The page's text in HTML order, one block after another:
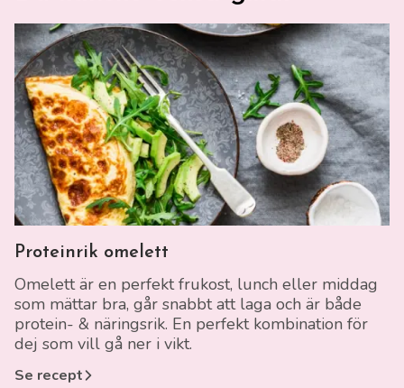
Proteinrik omelett
Omelett är en perfekt frukost, lunch eller middag
som mättar bra, går snabbt att laga och är både
protein- & näringsrik. En perfekt kombination för
dej som vill gå ner i vikt.
Se recept